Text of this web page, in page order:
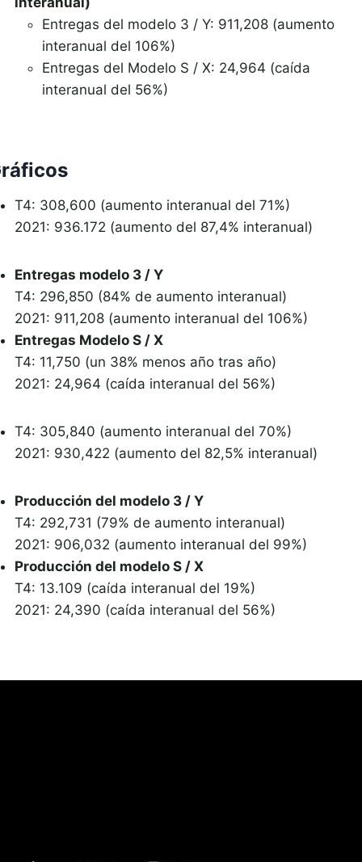
Entregas del modelo 3 / Y: 911,208 (aumento
interanual del 106%)
Entregas del Modelo S / X: 24,964 (caída
interanual del 56%)
T4: 308,600 (aumento interanual del 71%)
2021: 936.172 (aumento del 87,4% interanual)
Entregas modelo 3 / Y
T4: 296,850 (84% de aumento interanual)
2021: 911,208 (aumento interanual del 106%)
Entregas Modelo S / X
T4: 11,750 (un 38% menos año tras año)
2021: 24,964 (caída interanual del 56%)
T4: 305,840 (aumento interanual del 70%)
2021: 930,422 (aumento del 82,5% interanual)
Producción del modelo 3 / Y
T4: 292,731 (79% de aumento interanual)
2021: 906,032 (aumento interanual del 99%)
Producción del modelo S / X
T4: 13.109 (caída interanual del 19%)
2021: 24,390 (caída interanual del 56%)